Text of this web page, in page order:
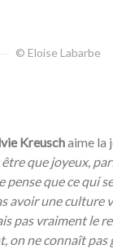
© Eloise Labarbe
Kreuschaime la
être que joyeux,
pense que ce qui
avoir une culture
pas vraiment le
on ne connaît